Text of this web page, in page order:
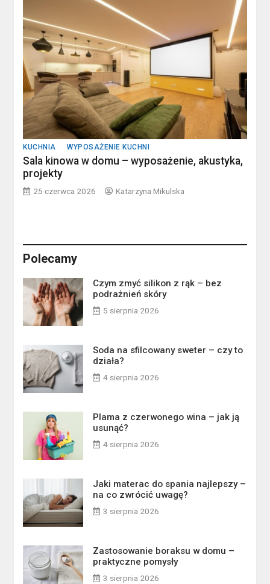
KUCHNIA WYPOSAŻENIE KUCHNI
Sala kinowa w domu – wyposażenie, akustyka,
projekty
25 czerwca 2026 Katarzyna Mikulska
Polecamy
Czym zmyć silikon z rąk – bez
podrażnień skóry
5 sierpnia 2026
Soda na sfilcowany sweter – czy to
działa?
4 sierpnia 2026
Plama z czerwonego wina – jak ją
usunąć?
4 sierpnia 2026
Jaki materac do spania najlepszy –
na co zwrócić uwagę?
3 sierpnia 2026
Zastosowanie boraksu w domu –
praktyczne pomysły
3 sierpnia 2026